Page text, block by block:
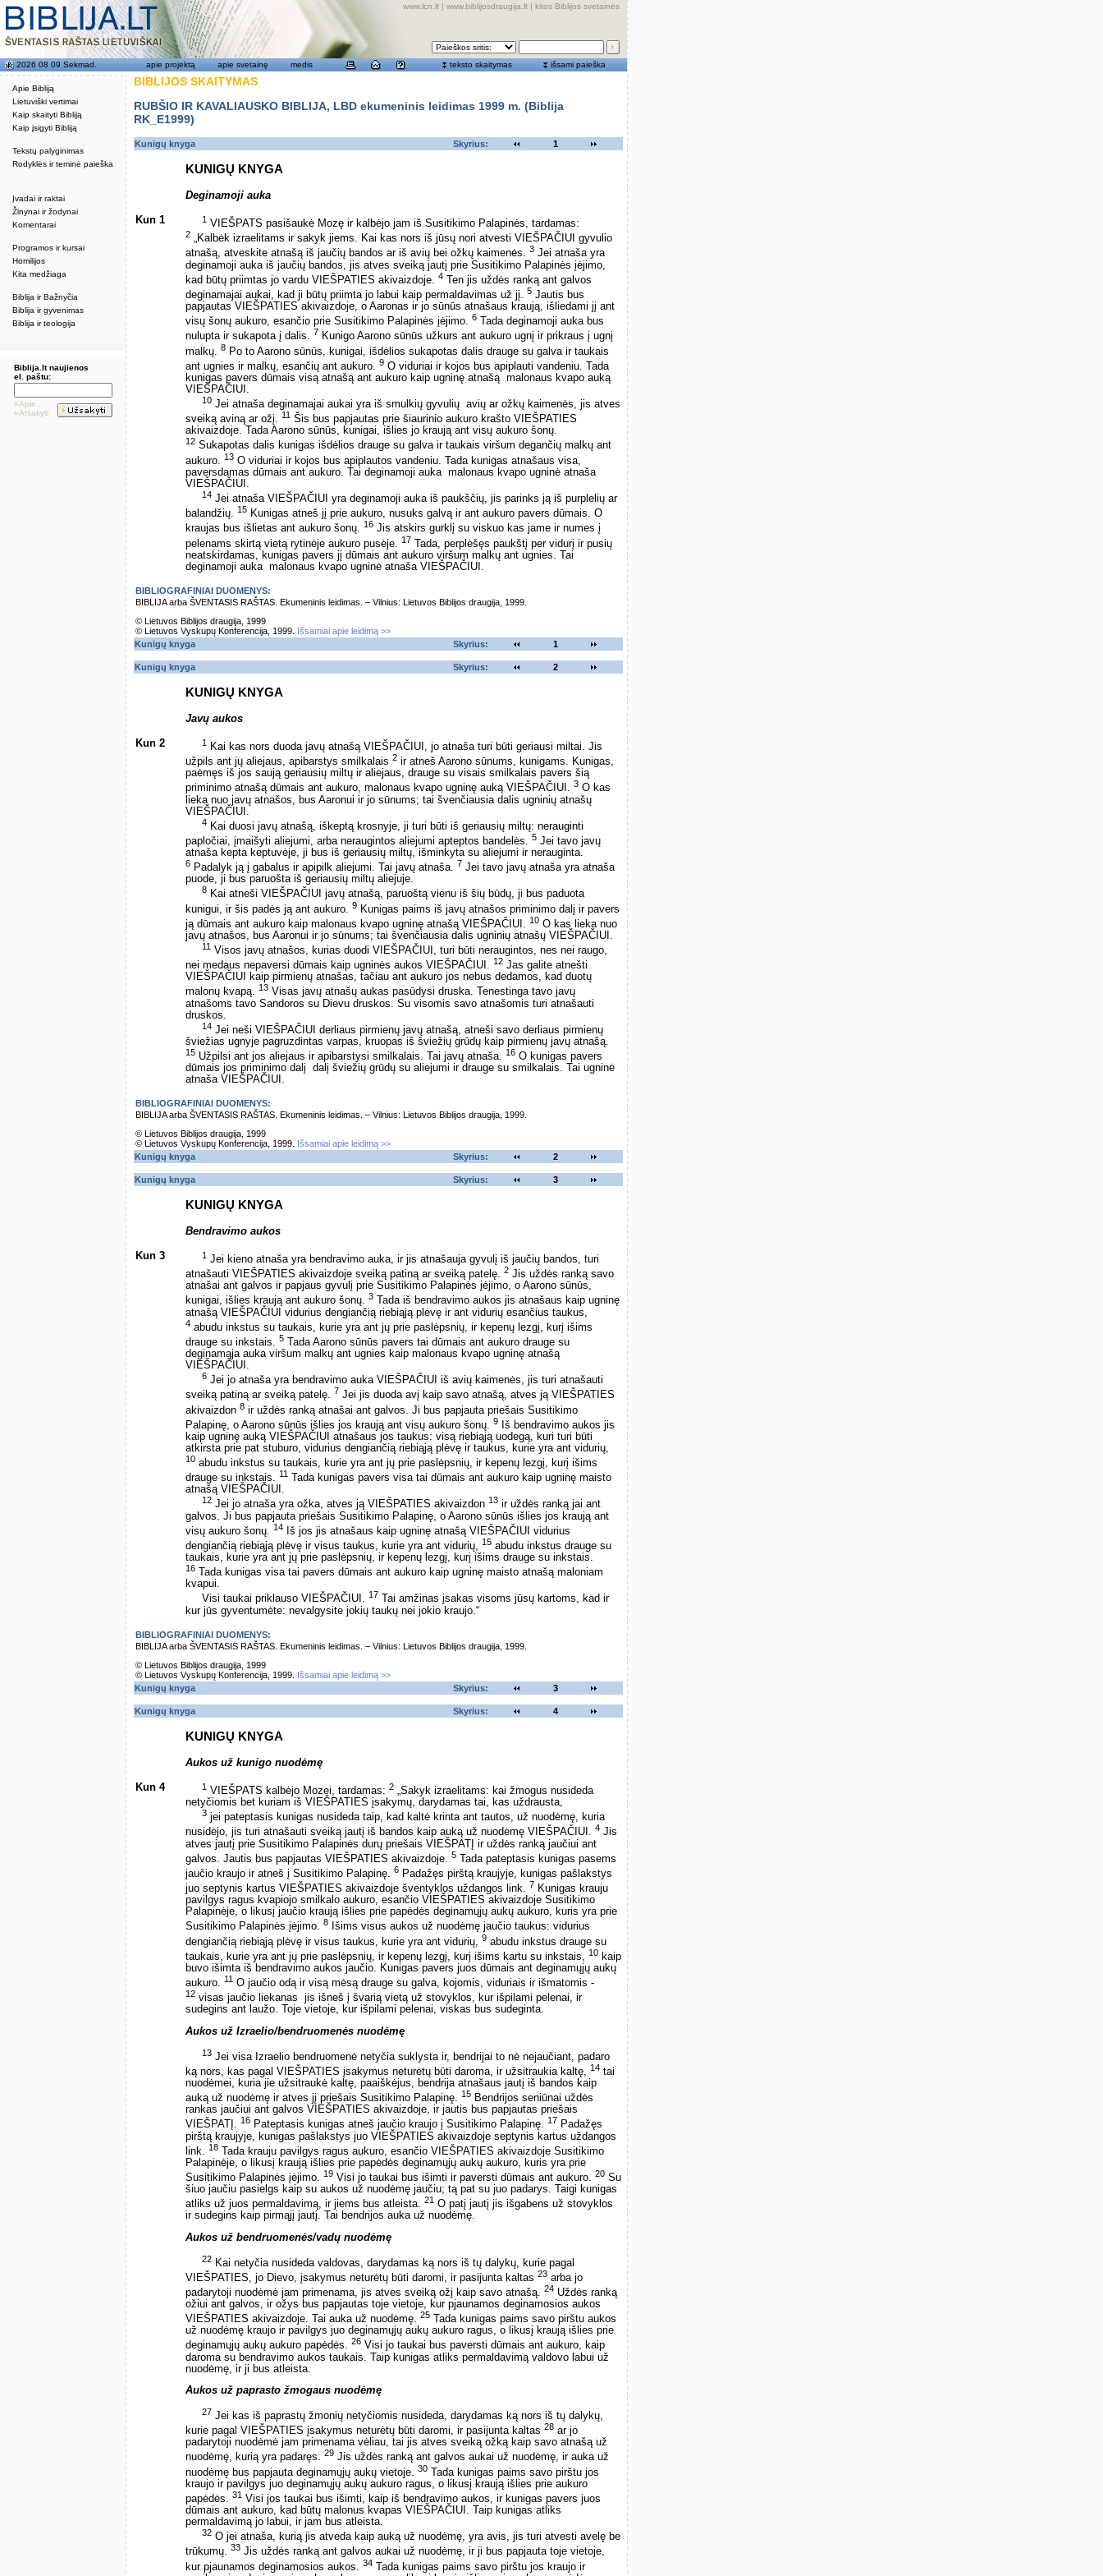
Apie Bibliją
Lietuviški vertimai
Kaip skaityti Bibliją
Kaip įsigyti Bibliją
Tekstų palyginimas
Rodyklės ir teminė paieška
Įvadai ir raktai
Žinynai ir žodynai
Komentarai
Programos ir kursai
Homilijos
Kita medžiaga
Biblija ir Bažnyčia
Biblija ir gyvenimas
Biblija ir teologija
www.lcn.lt | www.biblijosdraugija.lt | kitos Biblijos svetainės
2026 08 09 Sekmad. apie projektą apie svetainę medis teksto skaitymas išsami paieška
Biblija.lt naujienos
el. paštu:
»Apie...
»Atsakyti
BIBLIJOS SKAITYMAS
RUBŠIO IR KAVALIAUSKO BIBLIJA, LBD ekumeninis leidimas 1999 m. (Biblija
RK_E1999)
Kunigų knyga Skyrius: 1
KUNIGŲ KNYGA
Deginamoji auka
Kun 1 1 VIEŠPATS pasišaukė Mozę ir kalbėjo jam iš Susitikimo Palapinės, tardamas:
2 „Kalbėk izraelitams ir sakyk jiems. Kai kas nors iš jūsų nori atvesti VIEŠPAČIUI gyvulio
atnašą, atveskite atnašą iš jaučių bandos ar iš avių bei ožkų kaimenės. 3 Jei atnaša yra
deginamoji auka iš jaučių bandos, jis atves sveiką jautį prie Susitikimo Palapinės įėjimo,
kad būtų priimtas jo vardu VIEŠPATIES akivaizdoje. 4 Ten jis uždės ranką ant galvos
deginamajai aukai, kad ji būtų priimta jo labui kaip permaldavimas už jį. 5 Jautis bus
papjautas VIEŠPATIES akivaizdoje, o Aaronas ir jo sūnūs atnašaus kraują, išliedami jį ant
visų šonų aukuro, esančio prie Susitikimo Palapinės įėjimo. 6 Tada deginamoji auka bus
nulupta ir sukapota į dalis. 7 Kunigo Aarono sūnūs užkurs ant aukuro ugnį ir prikraus į ugnį
malkų. 8 Po to Aarono sūnūs, kunigai, išdėlios sukapotas dalis drauge su galva ir taukais
ant ugnies ir malkų, esančių ant aukuro. 9 O viduriai ir kojos bus apiplauti vandeniu. Tada
kunigas pavers dūmais visą atnašą ant aukuro kaip ugninę atnašą ­ malonaus kvapo auką
VIEŠPAČIUI.
10 Jei atnaša deginamajai aukai yra iš smulkių gyvulių ­ avių ar ožkų kaimenės, jis atves
sveiką aviną ar ožį. 11 Šis bus papjautas prie šiaurinio aukuro krašto VIEŠPATIES
akivaizdoje. Tada Aarono sūnūs, kunigai, išlies jo kraują ant visų aukuro šonų.
12 Sukapotas dalis kunigas išdėlios drauge su galva ir taukais viršum degančių malkų ant
aukuro. 13 O viduriai ir kojos bus apiplautos vandeniu. Tada kunigas atnašaus visa,
paversdamas dūmais ant aukuro. Tai deginamoji auka ­ malonaus kvapo ugninė atnaša
VIEŠPAČIUI.
14 Jei atnaša VIEŠPAČIUI yra deginamoji auka iš paukščių, jis parinks ją iš purplelių ar
balandžių. 15 Kunigas atneš jį prie aukuro, nusuks galvą ir ant aukuro pavers dūmais. O
kraujas bus išlietas ant aukuro šonų. 16 Jis atskirs gurklį su viskuo kas jame ir numes į
pelenams skirtą vietą rytinėje aukuro pusėje.
17 Tada, perplėšęs paukštį per vidurį ir pusių
neatskirdamas, kunigas pavers jį dūmais ant aukuro viršum malkų ant ugnies. Tai
deginamoji auka ­ malonaus kvapo ugninė atnaša VIEŠPAČIUI.
BIBLIOGRAFINIAI DUOMENYS:
BIBLIJA arba ŠVENTASIS RAŠTAS. Ekumeninis leidimas. – Vilnius: Lietuvos Biblijos draugija, 1999.
© Lietuvos Biblijos draugija, 1999
© Lietuvos Vyskupų Konferencija, 1999.
Išsamiai apie leidimą >>
Kunigų knyga
Skyrius: 1
Kunigų knyga Skyrius: 2
KUNIGŲ KNYGA
Javų aukos
Kun 2 1
Kai kas nors duoda javų atnašą VIEŠPAČIUI, jo atnaša turi būti geriausi miltai. Jis
užpils ant jų aliejaus, apibarstys smilkalais 2 ir atneš Aarono sūnums, kunigams. Kunigas,
paėmęs iš jos saują geriausių miltų ir aliejaus, drauge su visais smilkalais pavers šią
priminimo atnašą dūmais ant aukuro, malonaus kvapo ugninę auką VIEŠPAČIUI. 3 O kas
lieka nuo javų atnašos, bus Aaronui ir jo sūnums; tai švenčiausia dalis ugninių atnašų
VIEŠPAČIUI.
4 Kai duosi javų atnašą, iškeptą krosnyje, ji turi būti iš geriausių miltų: nerauginti
papločiai, įmaišyti aliejumi, arba neraugintos aliejumi apteptos bandelės. 5 Jei tavo javų
atnaša kepta keptuvėje, ji bus iš geriausių miltų, išminkyta su aliejumi ir nerauginta.
6 Padalyk ją į gabalus ir apipilk aliejumi. Tai javų atnaša. 7 Jei tavo javų atnaša yra atnaša
puode, ji bus paruošta iš geriausių miltų aliejuje.
8 Kai atneši VIEŠPAČIUI javų atnašą, paruoštą vienu iš šių būdų, ji bus paduota
kunigui, ir šis padės ją ant aukuro. 9 Kunigas paims iš javų atnašos priminimo dalį ir pavers
ją dūmais ant aukuro kaip malonaus kvapo ugninę atnašą VIEŠPAČIUI. 10 O kas lieka nuo
javų atnašos, bus Aaronui ir jo sūnums; tai švenčiausia dalis ugninių atnašų VIEŠPAČIUI.
11 Visos javų atnašos, kurias duodi VIEŠPAČIUI, turi būti neraugintos, nes nei raugo,
nei medaus nepaversi dūmais kaip ugninės aukos VIEŠPAČIUI. 12 Jas galite atnešti
VIEŠPAČIUI kaip pirmienų atnašas, tačiau ant aukuro jos nebus dedamos, kad duotų
malonų kvapą. 13 Visas javų atnašų aukas pasūdysi druska. Tenestinga tavo javų
atnašoms tavo Sandoros su Dievu druskos. Su visomis savo atnašomis turi atnašauti
druskos.
14 Jei neši VIEŠPAČIUI derliaus pirmienų javų atnašą, atneši savo derliaus pirmienų
šviežias ugnyje pagruzdintas varpas, kruopas iš šviežių grūdų kaip pirmienų javų atnašą.
15 Užpilsi ant jos aliejaus ir apibarstysi smilkalais. Tai javų atnaša. 16 O kunigas pavers
dūmais jos priminimo dalį ­ dalį šviežių grūdų su aliejumi ir drauge su smilkalais. Tai ugninė
atnaša VIEŠPAČIUI.
BIBLIOGRAFINIAI DUOMENYS:
BIBLIJA arba ŠVENTASIS RAŠTAS. Ekumeninis leidimas. – Vilnius: Lietuvos Biblijos draugija, 1999.
© Lietuvos Biblijos draugija, 1999
© Lietuvos Vyskupų Konferencija, 1999.
Išsamiai apie leidimą >>
Kunigų knyga
Skyrius: 2
Kunigų knyga Skyrius: 3
KUNIGŲ KNYGA
Bendravimo aukos
Kun 3 1 Jei kieno atnaša yra bendravimo auka, ir jis atnašauja gyvulį iš jaučių bandos, turi
atnašauti VIEŠPATIES akivaizdoje sveiką patiną ar sveiką patelę. 2 Jis uždės ranką savo
atnašai ant galvos ir papjaus gyvulį prie Susitikimo Palapinės įėjimo, o Aarono sūnūs,
kunigai, išlies kraują ant aukuro šonų. 3 Tada iš bendravimo aukos jis atnašaus kaip ugninę
atnašą VIEŠPAČIUI vidurius dengiančią riebiąją plėvę ir ant vidurių esančius taukus,
4 abudu inkstus su taukais, kurie yra ant jų prie paslėpsnių, ir kepenų lezgį, kurį išims
drauge su inkstais. 5 Tada Aarono sūnūs pavers tai dūmais ant aukuro drauge su
deginamąja auka viršum malkų ant ugnies kaip malonaus kvapo ugninę atnašą
VIEŠPAČIUI.
6 Jei jo atnaša yra bendravimo auka VIEŠPAČIUI iš avių kaimenės, jis turi atnašauti
sveiką patiną ar sveiką patelę. 7 Jei jis duoda avį kaip savo atnašą, atves ją VIEŠPATIES
akivaizdon 8 ir uždės ranką atnašai ant galvos. Ji bus papjauta priešais Susitikimo
Palapinę, o Aarono sūnūs išlies jos kraują ant visų aukuro šonų. 9 Iš bendravimo aukos jis
kaip ugninę auką VIEŠPAČIUI atnašaus jos taukus: visą riebiąją uodegą, kuri turi būti
atkirsta prie pat stuburo, vidurius dengiančią riebiąją plėvę ir taukus, kurie yra ant vidurių,
10 abudu inkstus su taukais, kurie yra ant jų prie paslėpsnių, ir kepenų lezgį, kurį išims
drauge su inkstais. 11
Tada kunigas pavers visa tai dūmais ant aukuro kaip ugninę maisto
atnašą VIEŠPAČIUI.
12 Jei jo atnaša yra ožka, atves ją VIEŠPATIES akivaizdon 13 ir uždės ranką jai ant
galvos. Ji bus papjauta priešais Susitikimo Palapinę, o Aarono sūnūs išlies jos kraują ant
visų aukuro šonų. 14 Iš jos jis atnašaus kaip ugninę atnašą VIEŠPAČIUI vidurius
dengiančią riebiąją plėvę ir visus taukus, kurie yra ant vidurių, 15 abudu inkstus drauge su
taukais, kurie yra ant jų prie paslėpsnių, ir kepenų lezgį, kurį išims drauge su inkstais.
16 Tada kunigas visa tai pavers dūmais ant aukuro kaip ugninę maisto atnašą maloniam
kvapui.
Visi taukai priklauso VIEŠPAČIUI. 17 Tai amžinas įsakas visoms jūsų kartoms, kad ir
kur jūs gyventumėte: nevalgysite jokių taukų nei jokio kraujo.“
BIBLIOGRAFINIAI DUOMENYS:
BIBLIJA arba ŠVENTASIS RAŠTAS. Ekumeninis leidimas. – Vilnius: Lietuvos Biblijos draugija, 1999.
© Lietuvos Biblijos draugija, 1999
© Lietuvos Vyskupų Konferencija, 1999.
Išsamiai apie leidimą >>
Kunigų knyga
Skyrius: 3
Kunigų knyga Skyrius: 4
KUNIGŲ KNYGA
Aukos už kunigo nuodėmę
Kun 4 1 VIEŠPATS kalbėjo Mozei, tardamas: 2 „Sakyk izraelitams: kai žmogus nusideda
netyčiomis bet kuriam iš VIEŠPATIES įsakymų, darydamas tai, kas uždrausta,
3 jei pateptasis kunigas nusideda taip, kad kaltė krinta ant tautos, už nuodėmę, kuria
nusidėjo, jis turi atnašauti sveiką jautį iš bandos kaip auką už nuodėmę VIEŠPAČIUI. 4 Jis
atves jautį prie Susitikimo Palapinės durų priešais VIEŠPATĮ ir uždės ranką jaučiui ant
galvos. Jautis bus papjautas VIEŠPATIES akivaizdoje. 5 Tada pateptasis kunigas pasems
jaučio kraujo ir atneš į Susitikimo Palapinę. 6 Padažęs pirštą kraujyje, kunigas pašlakstys
juo septynis kartus VIEŠPATIES akivaizdoje šventyklos uždangos link. 7 Kunigas krauju
pavilgys ragus kvapiojo smilkalo aukuro, esančio VIEŠPATIES akivaizdoje Susitikimo
Palapinėje, o likusį jaučio kraują išlies prie papėdės deginamųjų aukų aukuro, kuris yra prie
Susitikimo Palapinės įėjimo. 8 Išims visus aukos už nuodėmę jaučio taukus: vidurius
dengiančią riebiąją plėvę ir visus taukus, kurie yra ant vidurių, 9 abudu inkstus drauge su
taukais, kurie yra ant jų prie paslėpsnių, ir kepenų lezgį, kurį išims kartu su inkstais, 10 kaip
buvo išimta iš bendravimo aukos jaučio. Kunigas pavers juos dūmais ant deginamųjų aukų
aukuro. 11 O jaučio odą ir visą mėsą drauge su galva, kojomis, viduriais ir išmatomis ­
12 visas jaučio liekanas ­ jis išneš į švarią vietą už stovyklos, kur išpilami pelenai, ir
sudegins ant laužo. Toje vietoje, kur išpilami pelenai, viskas bus sudeginta.
Aukos už Izraelio/bendruomenės nuodėmę
13 Jei visa Izraelio bendruomenė netyčia suklysta ir, bendrijai to nė nejaučiant, padaro
ką nors, kas pagal VIEŠPATIES įsakymus neturėtų būti daroma, ir užsitraukia kaltę, 14 tai
nuodėmei, kuria jie užsitraukė kaltę, paaiškėjus, bendrija atnašaus jautį iš bandos kaip
auką už nuodėmę ir atves jį priešais Susitikimo Palapinę. 15 Bendrijos seniūnai uždės
rankas jaučiui ant galvos VIEŠPATIES akivaizdoje, ir jautis bus papjautas priešais
VIEŠPATĮ. 16 Pateptasis kunigas atneš jaučio kraujo į Susitikimo Palapinę. 17 Padažęs
pirštą kraujyje, kunigas pašlakstys juo VIEŠPATIES akivaizdoje septynis kartus uždangos
link. 18 Tada krauju pavilgys ragus aukuro, esančio VIEŠPATIES akivaizdoje Susitikimo
Palapinėje, o likusį kraują išlies prie papėdės deginamųjų aukų aukuro, kuris yra prie
Susitikimo Palapinės įėjimo. 19 Visi jo taukai bus išimti ir paversti dūmais ant aukuro. 20 Su
šiuo jaučiu pasielgs kaip su aukos už nuodėmę jaučiu; tą pat su juo padarys. Taigi kunigas
atliks už juos permaldavimą, ir jiems bus atleista. 21 O patį jautį jis išgabens už stovyklos
ir sudegins kaip pirmąjį jautį. Tai bendrijos auka už nuodėmę.
Aukos už bendruomenės/vadų nuodėmę
22 Kai netyčia nusideda valdovas, darydamas ką nors iš tų dalykų, kurie pagal
VIEŠPATIES, jo Dievo, įsakymus neturėtų būti daromi, ir pasijunta kaltas 23 arba jo
padarytoji nuodėmė jam primenama, jis atves sveiką ožį kaip savo atnašą. 24 Uždės ranką
ožiui ant galvos, ir ožys bus papjautas toje vietoje, kur pjaunamos deginamosios aukos
VIEŠPATIES akivaizdoje. Tai auka už nuodėmę. 25 Tada kunigas paims savo pirštu aukos
už nuodėmę kraujo ir pavilgys juo deginamųjų aukų aukuro ragus, o likusį kraują išlies prie
deginamųjų aukų aukuro papėdės. 26 Visi jo taukai bus paversti dūmais ant aukuro, kaip
daroma su bendravimo aukos taukais. Taip kunigas atliks permaldavimą valdovo labui už
nuodėmę, ir ji bus atleista.
Aukos už paprasto žmogaus nuodėmę
27 Jei kas iš paprastų žmonių netyčiomis nusideda, darydamas ką nors iš tų dalykų,
kurie pagal VIEŠPATIES įsakymus neturėtų būti daromi, ir pasijunta kaltas 28 ar jo
padarytoji nuodėmė jam primenama vėliau, tai jis atves sveiką ožką kaip savo atnašą už
nuodėmę, kurią yra padaręs. 29 Jis uždės ranką ant galvos aukai už nuodėmę, ir auka už
nuodėmę bus papjauta deginamųjų aukų vietoje. 30 Tada kunigas paims savo pirštu jos
kraujo ir pavilgys juo deginamųjų aukų aukuro ragus, o likusį kraują išlies prie aukuro
papėdės. 31 Visi jos taukai bus išimti, kaip iš bendravimo aukos, ir kunigas pavers juos
dūmais ant aukuro, kad būtų malonus kvapas VIEŠPAČIUI. Taip kunigas atliks
permaldavimą jo labui, ir jam bus atleista.
32 O jei atnaša, kurią jis atveda kaip auką už nuodėmę, yra avis, jis turi atvesti avelę be
trūkumų. 33 Jis uždės ranką ant galvos aukai už nuodėmę, ir ji bus papjauta toje vietoje,
kur pjaunamos deginamosios aukos. 34 Tada kunigas paims savo pirštu jos kraujo ir